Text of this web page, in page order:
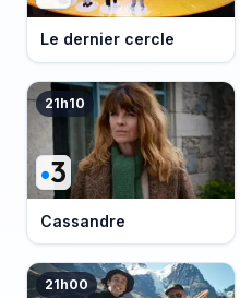
Le dernier cercle
21h10
Cassandre
21h00